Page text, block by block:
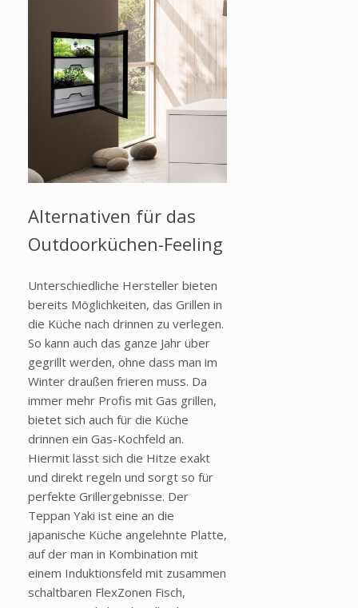
Alternativen für das
Outdoorküchen-Feeling
Unterschiedliche Hersteller bieten
bereits Möglichkeiten, das Grillen in
die Küche nach drinnen zu verlegen.
So kann auch das ganze Jahr über
gegrillt werden, ohne dass man im
Winter draußen frieren muss. Da
immer mehr Profis mit Gas grillen,
bietet sich auch für die Küche
drinnen ein Gas-Kochfeld an.
Hiermit lässt sich die Hitze exakt
und direkt regeln und sorgt so für
perfekte Grillergebnisse. Der
Teppan Yaki ist eine an die
japanische Küche angelehnte Platte,
auf der man in Kombination mit
einem Induktionsfeld mit zusammen
schaltbaren FlexZonen Fisch,